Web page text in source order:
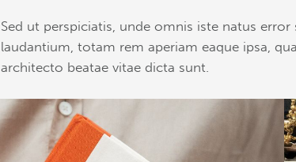
Sed ut perspiciatis, unde omnis iste natus
laudantium, totam rem aperiam eaque ipsa,
architecto beatae vitae dicta sunt.